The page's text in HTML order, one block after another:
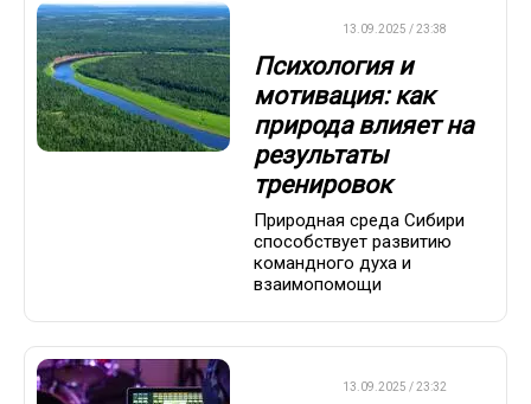
13.09.2025 / 23:38
Психология и
мотивация: как
природа влияет на
результаты
тренировок
Природная среда Сибири
способствует развитию
командного духа и
взаимопомощи
13.09.2025 / 23:32